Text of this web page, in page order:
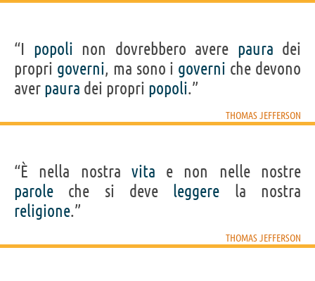
“I popoli non dovrebbero avere paura dei
propri governi, ma sono i governi che devono
aver paura dei propri popoli.”
THOMAS JEFFERSON
“È nella nostra vita e non nelle nostre
parole che si deve leggere la nostra
religione.”
THOMAS JEFFERSON